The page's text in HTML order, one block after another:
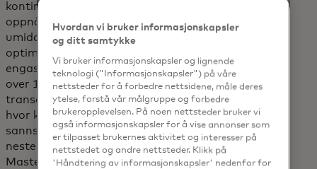
kontinuerlig vedlikehold,
oppnådde utstederen
umiddelbar verdiskapning,
optimaliserte kortforbruk og
engasjement. Ved å utnytte
over 112 milliarder
transaksjoner for å forutsi
hvor kortinnehavere mest
sannsynlig vil bruke penger
neste gang, leverte
Mastercards
Hvordan vi bruker informasjonskapsler
og ditt samtykke
Vi bruker informasjonskapsler og lignende
teknologi ("Informasjonskapsler") på våre
nettsteder for å forbedre nettsidene, måle deres
ytelse, forstå vår målgruppe og forbedre
brukeropplevelsen. På noen nettsteder bruker vi
også informasjonskapsler for å vise annonser som
er tilpasset brukernes aktivitet og interesser på
nettstedet og andre nettsteder. Klikk på
'Håndtering av informasjonskapsler' nedenfor for